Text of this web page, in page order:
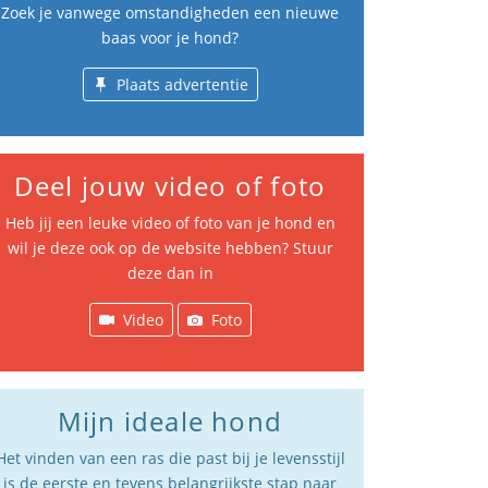
Zoek je vanwege omstandigheden een nieuwe
baas voor je hond?
Plaats advertentie
Deel jouw video of foto
Heb jij een leuke video of foto van je hond en
wil je deze ook op de website hebben? Stuur
deze dan in
Video Foto
Mijn ideale hond
vinden van een ras die past bij je levensstijl
is de eerste en tevens belangrijkste stap naar